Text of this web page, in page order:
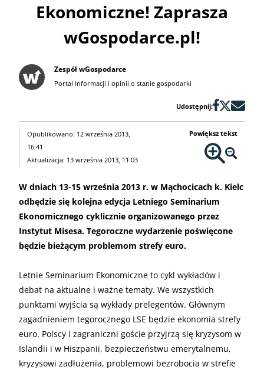
Ekonomiczne! Zaprasza
wGospodarce.pl!
Zespół wGospodarce
Portal informacji i opinii o stanie gospodarki
Udostępnij:
Opublikowano: 12 września 2013,
16:41
Aktualizacja: 13 września 2013, 11:03
Powiększ tekst
W dniach 13-15 września 2013 r. w Mąchocicach k. Kielc
odbędzie się kolejna edycja Letniego Seminarium
Ekonomicznego cyklicznie organizowanego przez
Instytut Misesa. Tegoroczne wydarzenie poświęcone
będzie bieżącym problemom strefy euro.
Letnie Seminarium Ekonomiczne to cykl wykładów i
debat na aktualne i ważne tematy. We wszystkich
punktami wyjścia są wykłady prelegentów. Głównym
zagadnieniem tegorocznego LSE będzie ekonomia strefy
euro. Polscy i zagraniczni goście przyjrzą się kryzysom w
Islandii i w Hiszpanii, bezpieczeństwu emerytalnemu,
kryzysowi zadłużenia, problemowi bezrobocia w strefie